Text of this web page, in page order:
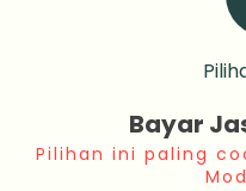
Bayar
Pilihan ini paling